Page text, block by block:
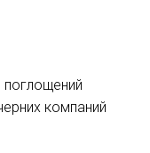
поглощений
компаний